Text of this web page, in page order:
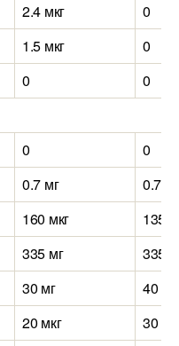
2.4 мкг
0
1.5 мкг
0
0
0
0
0
0.7 мг
0.7 мг
160 мкг
135
335 мг
335
30 мг
40 мг
20 мкг
30